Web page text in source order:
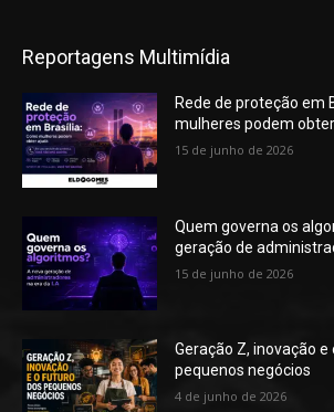
Reportagens Multimídia
Rede de proteção em
mulheres podem
15 de junho de 2026
Quem governa os
geração de
15 de junho de 2026
Geração Z, inovação
pequenos negócios
4 de junho de 2026